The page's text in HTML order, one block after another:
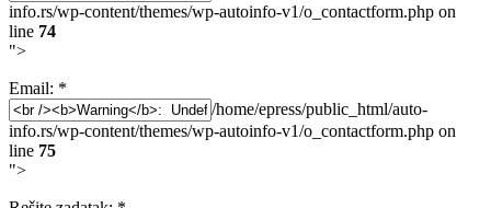
info.rs/wp-content/themes/wp-autoinfo-v1/o_contactform.php on
line 74
">
Email: *
/home/epress/public_html/auto-
info.rs/wp-content/themes/wp-autoinfo-v1/o_contactform.php on
line 75
">